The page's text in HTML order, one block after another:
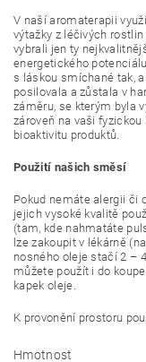
V naší aromaterapii
výtažky z léčivých
vybrali jen ty
energetického
s láskou smíchané tak,
posilovala a zůstala v
záměru, se kterým byla
zároveň na vaši
bioaktivitu produktů.
Použití našich směsí
Pokud nemáte alergii či
jejich vysoké kvalitě
(tam, kde nahmatáte
lze zakoupit v lékárně
nosného oleje stačí 2 –
můžete použít i do
kapek oleje.
K provonění prostoru
Hmotnost